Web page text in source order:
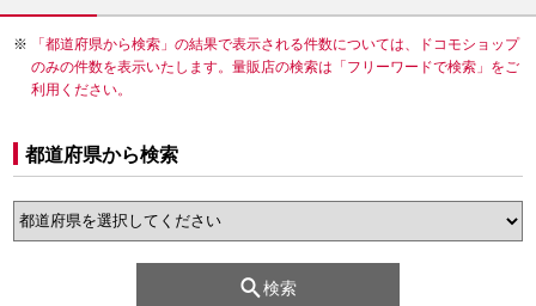
「都道府県から検索」の結果で表示される件数については、ドコモショップ
のみの件数を表示いたします。量販店の検索は「フリーワードで検索」をご
利用ください。
都道府県から検索
検索